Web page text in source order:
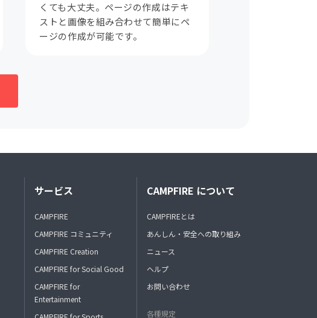
くても大丈夫。ページの作成はテキ
ストと画像を組み合わせて簡単にペ
ージの作成が可能です。
サービス
CAMPFIRE
CAMPFIRE コミュニティ
CAMPFIRE Creation
CAMPFIRE for Social Good
CAMPFIRE for
Entertainment
CAMPFIRE について
CAMPFIREとは
あんしん・安全への取り組み
ニュース
ヘルプ
お問い合わせ
各種規定